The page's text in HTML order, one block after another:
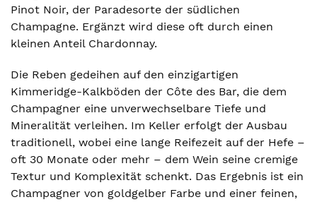
Pinot Noir, der Paradesorte der südlichen
Champagne. Ergänzt wird diese oft durch einen
kleinen Anteil Chardonnay.
Die Reben gedeihen auf den einzigartigen
Kimmeridge-Kalkböden der Côte des Bar, die dem
Champagner eine unverwechselbare Tiefe und
Mineralität verleihen. Im Keller erfolgt der Ausbau
traditionell, wobei eine lange Reifezeit auf der Hefe –
oft 30 Monate oder mehr – dem Wein seine cremige
Textur und Komplexität schenkt. Das Ergebnis ist ein
Champagner von goldgelber Farbe und einer feinen,